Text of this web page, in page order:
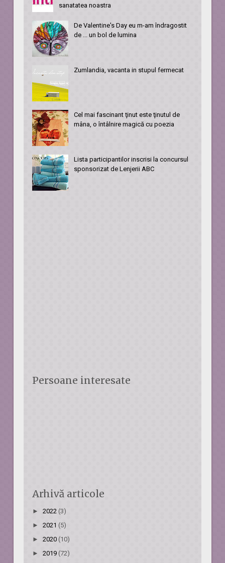
sanatatea noastra
De Valentine's Day eu m-am îndragostit
de ... un bol de lumina
Zumlandia, vacanta in stupul fermecat
Cel mai fascinant ţinut este ţinutul de
mâna, o întâlnire magică cu poezia
Lista participantilor inscrisi la concursul
sponsorizat de Lenjerii ABC
Persoane interesate
Arhivă articole
►2022 (3)
►2021(5)
►2020 (10)
►2019 (72)